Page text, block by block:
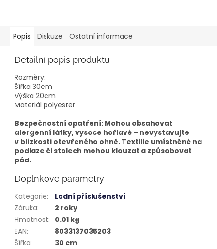
Popis Diskuze Ostatní informace
Detailní popis produktu
Rozměry:
Šířka 30cm
Výška 20cm
Materiál polyester
Bezpečnostní opatření: Mohou obsahovat
alergenní látky, vysoce hořlavé – nevystavujte
v blízkosti otevřeného ohně. Textilie umístněné na
podlaze či stolech mohou klouzat a způsobovat
pád.
Doplňkové parametry
Kategorie:
Lodní příslušenství
Záruka:
2 roky
Hmotnost: 0.01 kg
EAN:
8033137035203
Šířka:
30 cm